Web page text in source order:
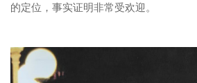
的定位，事实证明非常受欢迎。